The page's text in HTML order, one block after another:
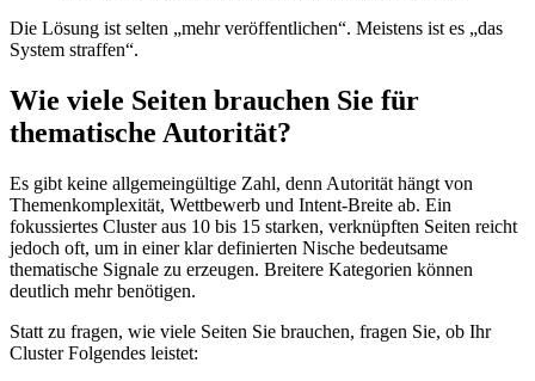
Die Lösung ist selten „mehr veröffentlichen“. Meistens ist es „das
System straffen“.
Wie viele Seiten brauchen Sie für
thematische Autorität?
Es gibt keine allgemeingültige Zahl, denn Autorität hängt von
Themenkomplexität, Wettbewerb und Intent-Breite ab. Ein
fokussiertes Cluster aus 10 bis 15 starken, verknüpften Seiten reicht
jedoch oft, um in einer klar definierten Nische bedeutsame
thematische Signale zu erzeugen. Breitere Kategorien können
deutlich mehr benötigen.
Statt zu fragen, wie viele Seiten Sie brauchen, fragen Sie, ob Ihr
Cluster Folgendes leistet: